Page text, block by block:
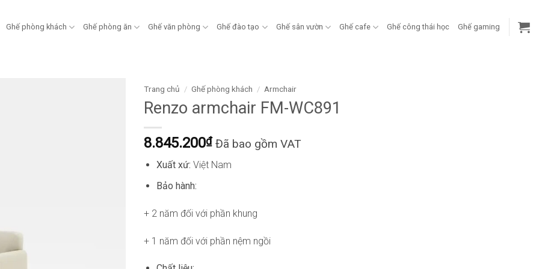
Ghế phòng khách Ghế phòng ăn Ghế văn phòng Ghế đào tạo Ghế sân vườn Ghế cafe Ghế công thái học Ghế gaming
Trang chủ / Ghế phòng khách / Armchair
Renzo armchair FM-WC891
8.845.200₫ Đã bao gồm VAT
Xuất xứ: Việt Nam
Bảo hành:
+ 2 năm đối với phần khung
+ 1 năm đối với phần nệm ngồi